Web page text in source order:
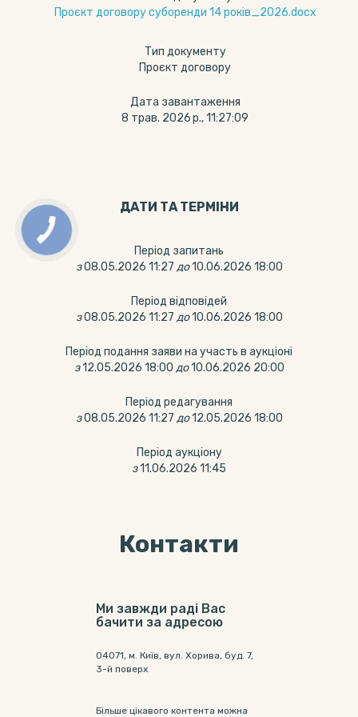
Проєкт договору суборенди 14 років_2026.docx
Тип документу
Проєкт договору
Дата завантаження
8 трав. 2026 р., 11:27:09
ДАТИ ТА ТЕРМIНИ
Період запитань
з 08.05.2026 11:27 до 10.06.2026 18:00
Період відповідей
з 08.05.2026 11:27 до 10.06.2026 18:00
Період подання заяви на участь в аукціоні
з 12.05.2026 18:00 до 10.06.2026 20:00
Період редагування
з 08.05.2026 11:27 до 12.05.2026 18:00
Період аукціону
з11.06.2026 11:45
Контакти
Ми завжди раді Вас
бачити за адресою
04071, м. Київ, вул. Хорива, буд. 7,
3-й поверх
Більше цікавого контента можна